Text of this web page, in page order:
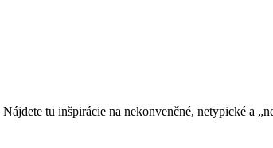
tu inšpirácie na nekonvenčné, netypické a